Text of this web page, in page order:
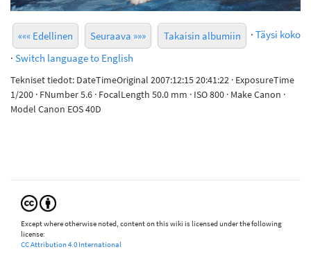
««« Edellinen Seuraava »»» Takaisin albumiin · Täysi koko
· Switch language to English
Tekniset tiedot: DateTimeOriginal 2007:12:15 20:41:22 · ExposureTime
1/200 · FNumber 5.6 · FocalLength 50.0 mm · ISO 800 · Make Canon ·
Model Canon EOS 40D
Except where otherwise noted, content on this wiki is licensed under the following
license:
CC Attribution 4.0 International